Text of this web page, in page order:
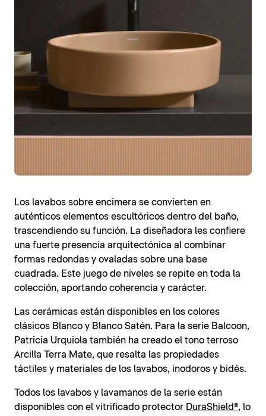
Los lavabos sobre encimera se convierten en
auténticos elementos escultóricos dentro del baño,
trascendiendo su función. La diseñadora les confiere
una fuerte presencia arquitectónica al combinar
formas redondas y ovaladas sobre una base
cuadrada. Este juego de niveles se repite en toda la
colección, aportando coherencia y carácter.
Las cerámicas están disponibles en los colores
clásicos Blanco y Blanco Satén. Para la serie Balcoon,
Patricia Urquiola también ha creado el tono terroso
Arcilla Terra Mate, que resalta las propiedades
táctiles y materiales de los lavabos, inodoros y bidés.
Todos los lavabos y lavamanos de la serie están
disponibles con el vitrificado protector DuraShield®, lo